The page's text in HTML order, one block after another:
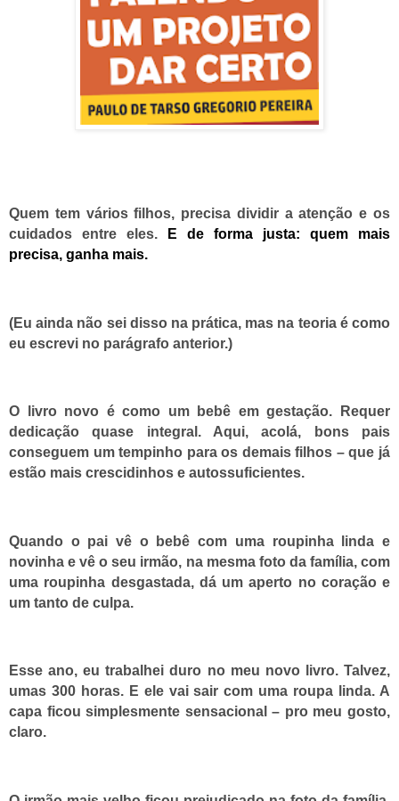
Quem tem vários filhos, precisa dividir a atenção e os
cuidados entre eles.
E de forma justa: quem mais
precisa, ganha mais.
(Eu ainda não sei disso na prática, mas na teoria é como
eu escrevi no parágrafo anterior.)
O livro novo é como um bebê em gestação. Requer
dedicação quase integral. Aqui, acolá, bons pais
conseguem um tempinho para os demais filhos – que já
estão mais crescidinhos e autossuficientes.
Quando o pai vê o bebê com uma roupinha linda e
novinha e vê o seu irmão, na mesma foto da família, com
uma roupinha desgastada, dá um aperto no coração e
um tanto de culpa.
Esse ano, eu trabalhei duro no meu novo livro. Talvez,
umas 300 horas. E ele vai sair com uma roupa linda. A
capa ficou simplesmente sensacional – pro meu gosto,
claro.